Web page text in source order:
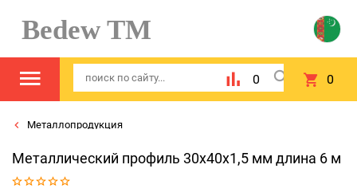
Bedew TM
0 0
Металлопродукция
Металлический профиль 30х40х1,5 мм длина 6 м